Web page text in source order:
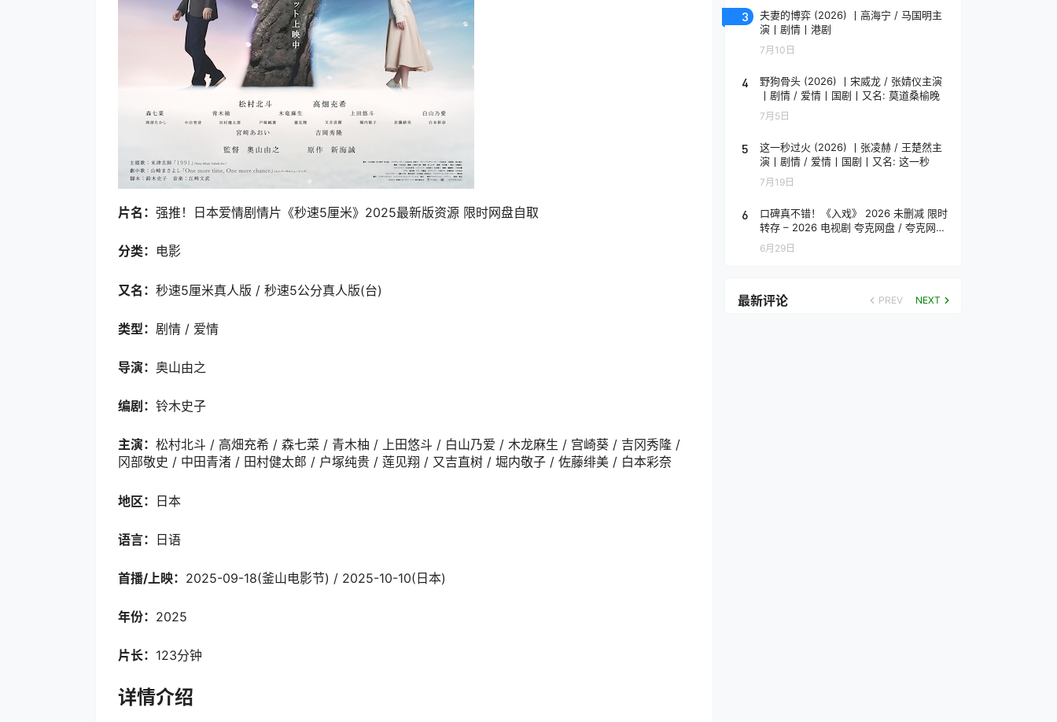
片名： 强推！日本爱情剧情片《秒速5厘米》2025最新版资源 限时网盘自取
分类： 电影
又名： 秒速5厘米真人版 / 秒速5公分真人版(台)
类型： 剧情 / 爱情
导演： 奥山由之
编剧： 铃木史子
主演： 松村北斗 / 高畑充希 / 森七菜 / 青木柚 / 上田悠斗 / 白山乃爱 / 木龙麻生 / 宫崎葵 / 吉冈秀隆 /
冈部敬史 / 中田青渚 / 田村健太郎 / 户塚纯贵 / 莲见翔 / 又吉直树 / 堀内敬子 / 佐藤绯美 / 白本彩奈
地区： 日本
语言： 日语
首播/上映： 2025-09-18(釜山电影节) / 2025-10-10(日本)
年份： 2025
片长： 123分钟
详情介绍
3
夫妻的博弈 (2026) 丨高海宁 / 马国明主
演丨剧情丨港剧
7月10日
4
野狗骨头 (2026) 丨宋威龙 / 张婧仪主演
丨剧情 / 爱情丨国剧丨又名: 莫道桑榆晚
7月5日
5
这一秒过火 (2026) 丨张凌赫 / 王楚然主
演丨剧情 / 爱情丨国剧丨又名: 这一秒
7月19日
6
口碑真不错！《入戏》 2026 未删减 限时
转存 – 2026 电视剧 夸克网盘 / 夸克网盘
高清转存
6月29日
最新评论 PREV NEXT